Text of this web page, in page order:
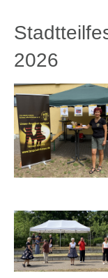
2026